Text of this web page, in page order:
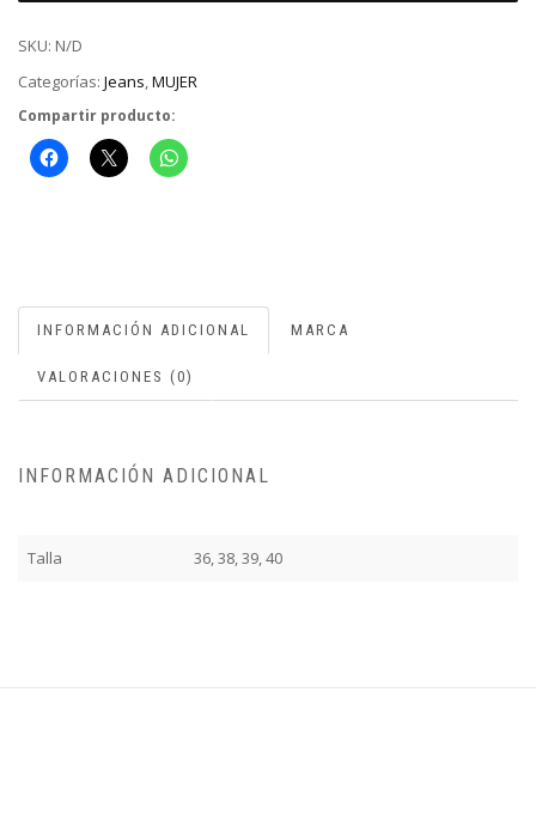
SKU: N/D
Categorías: Jeans,MUJER
Compartir producto:
INFORMACIÓN ADICIONAL MARCA
VALORACIONES (0)
INFORMACIÓN ADICIONAL
Talla 36, 38, 39, 40